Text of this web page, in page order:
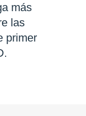
más
las
primer